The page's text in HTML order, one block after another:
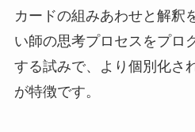
カードの組みあわせと解釈
い師の思考プロセスをプロ
する試みで、より個別化さ
が特徴です。